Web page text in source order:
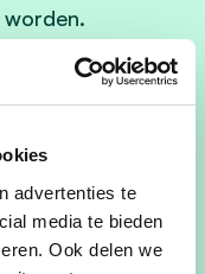
advertenties te
media te bieden
Ook delen we
hier is geen
is financieel
bijvoorbeeld
voor en door